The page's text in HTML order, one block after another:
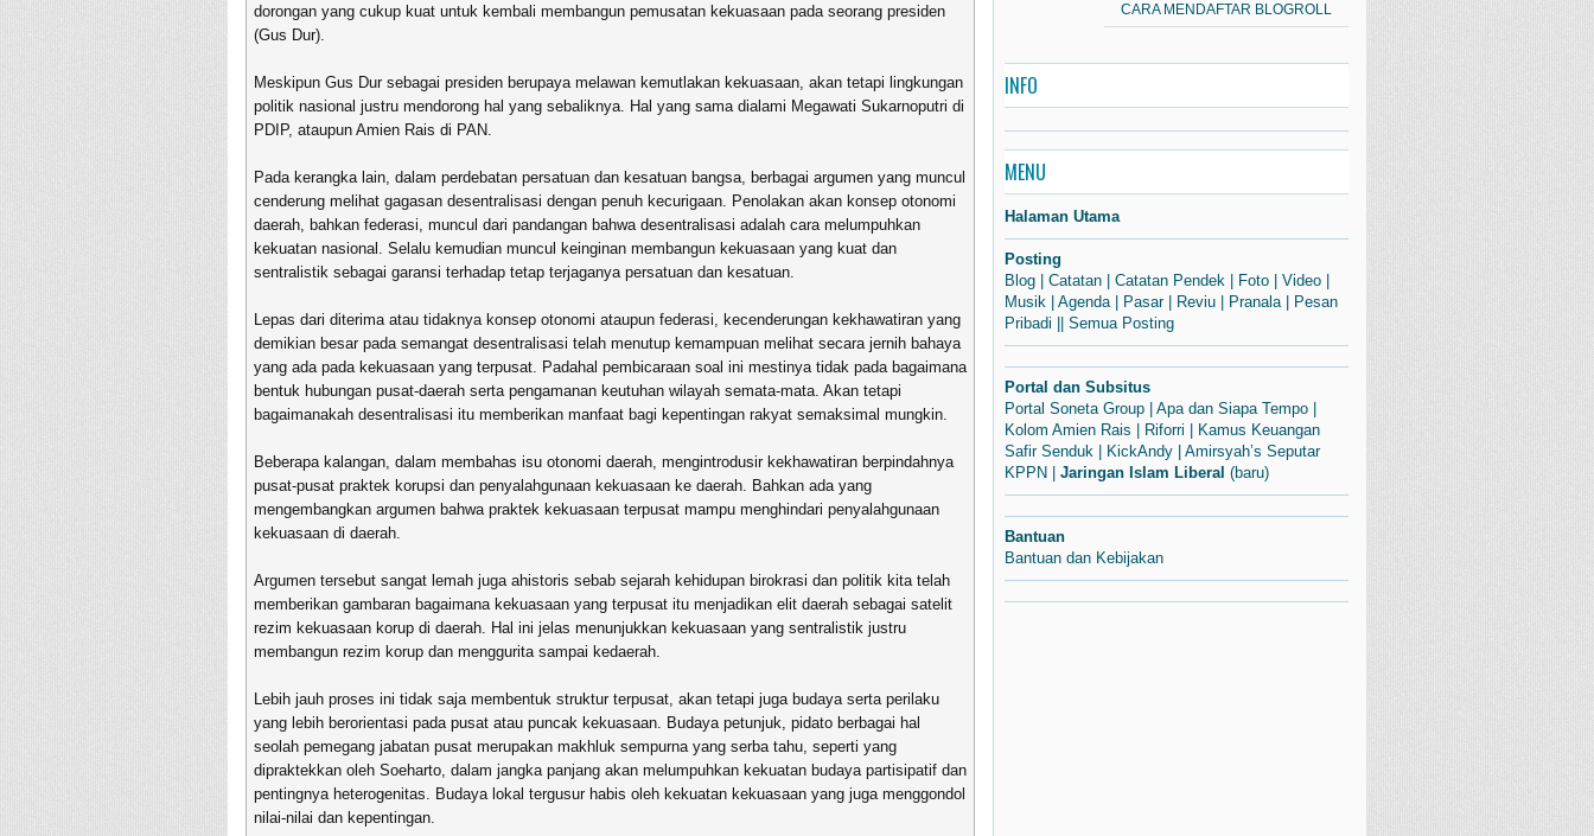
dorongan yang cukup kuat untuk kembali membangun pemusatan kekuasaan pada seorang presiden
(Gus Dur).
Meskipun Gus Dur sebagai presiden berupaya melawan kemutlakan kekuasaan, akan tetapi lingkungan
politik nasional justru mendorong hal yang sebaliknya. Hal yang sama dialami Megawati Sukarnoputri di
PDIP, ataupun Amien Rais di PAN.
Pada kerangka lain, dalam perdebatan persatuan dan kesatuan bangsa, berbagai argumen yang muncul
cenderung melihat gagasan desentralisasi dengan penuh kecurigaan. Penolakan akan konsep otonomi
daerah, bahkan federasi, muncul dari pandangan bahwa desentralisasi adalah cara melumpuhkan
kekuatan nasional. Selalu kemudian muncul keinginan membangun kekuasaan yang kuat dan
sentralistik sebagai garansi terhadap tetap terjaganya persatuan dan kesatuan.
Lepas dari diterima atau tidaknya konsep otonomi ataupun federasi, kecenderungan kekhawatiran yang
demikian besar pada semangat desentralisasi telah menutup kemampuan melihat secara jernih bahaya
yang ada pada kekuasaan yang terpusat. Padahal pembicaraan soal ini mestinya tidak pada bagaimana
bentuk hubungan pusat-daerah serta pengamanan keutuhan wilayah semata-mata. Akan tetapi
bagaimanakah desentralisasi itu memberikan manfaat bagi kepentingan rakyat semaksimal mungkin.
Beberapa kalangan, dalam membahas isu otonomi daerah, mengintrodusir kekhawatiran berpindahnya
pusat-pusat praktek korupsi dan penyalahgunaan kekuasaan ke daerah. Bahkan ada yang
mengembangkan argumen bahwa praktek kekuasaan terpusat mampu menghindari penyalahgunaan
kekuasaan di daerah.
Argumen tersebut sangat lemah juga ahistoris sebab sejarah kehidupan birokrasi dan politik kita telah
memberikan gambaran bagaimana kekuasaan yang terpusat itu menjadikan elit daerah sebagai satelit
rezim kekuasaan korup di daerah. Hal ini jelas menunjukkan kekuasaan yang sentralistik justru
membangun rezim korup dan menggurita sampai kedaerah.
Lebih jauh proses ini tidak saja membentuk struktur terpusat, akan tetapi juga budaya serta perilaku
yang lebih berorientasi pada pusat atau puncak kekuasaan. Budaya petunjuk, pidato berbagai hal
seolah pemegang jabatan pusat merupakan makhluk sempurna yang serba tahu, seperti yang
dipraktekkan oleh Soeharto, dalam jangka panjang akan melumpuhkan kekuatan budaya partisipatif dan
pentingnya heterogenitas. Budaya lokal tergusur habis oleh kekuatan kekuasaan yang juga menggondol
nilai-nilai dan kepentingan.
CARA MENDAFTAR BLOGROLL
INFO
MENU
Halaman Utama
Posting
Blog
Catatan Catatan Pendek Foto Video
Musik
Agenda| Pasar| Reviu Pranala|
Pesan
Pribadi
Semua Posting
Portal dan Subsitus
Portal Soneta Group
Apa dan Siapa Tempo
Kolom Amien Rais
Riforri
Kamus Keuangan
Safir Senduk
KickAndy
Amirsyah’s Seputar
KPPN
Jaringan Islam Liberal (baru)
Bantuan
Bantuan dan Kebijakan